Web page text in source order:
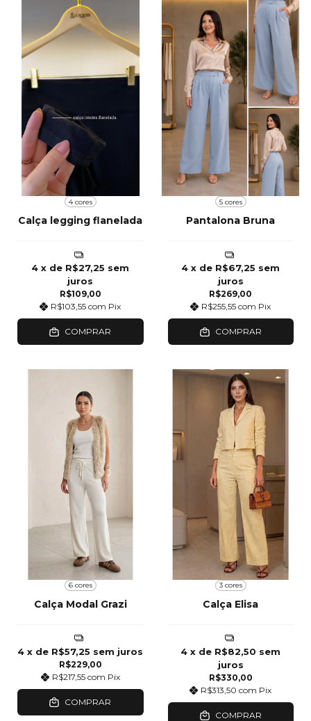
4 cores
Calça legging flanelada
R$109,00
R$103,55com Pix
4 x de R$27,25 sem
juros
COMPRAR
5 cores
Pantalona Bruna
R$269,00
R$255,55com Pix
4 x de R$67,25 sem
juros
COMPRAR
6 cores
Calça Modal Grazi
R$229,00
R$217,55 com Pix
4 x de R$57,25 sem juros
COMPRAR
3 cores
Calça Elisa
R$330,00
R$313,50com Pix
4 x de R$82,50 sem
juros
COMPRAR